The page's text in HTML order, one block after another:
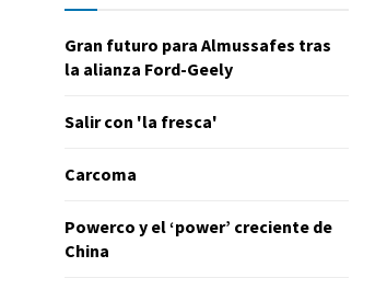
Gran futuro para Almussafes tras
la alianza Ford-Geely
Salir con 'la fresca'
Carcoma
Powerco y el ‘power’ creciente de
China